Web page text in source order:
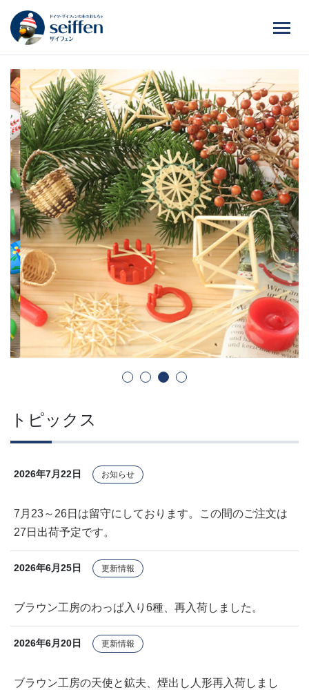
ン
トピックス
2026年7月22日 お知らせ
7月23～26日は留守にしております。この間のご注文は
27日出荷予定です。
2026年6月25日 更新情報
ブラウン工房のわっぱ入り6種、再入荷しました。
2026年6月20日 更新情報
ブラウン工房の天使と鉱夫、煙出し人形再入荷しまし